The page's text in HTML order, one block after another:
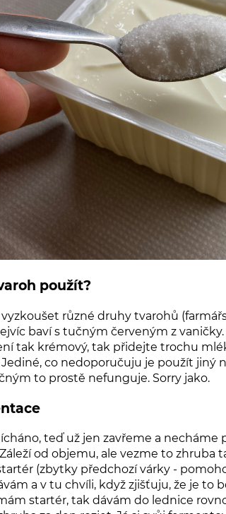
použít?
různé druhy tvarohů
baví s tučným červeným z
tak krémový, tak přidejte trochu
Jediné, co nedoporučuju je použít jiný
to prostě nefunguje. Sorry jako.
teď už jen zavřeme a necháme
Záleží od objemu, ale vezme to zhruba
(zbytky předchozí várky -
a v tu chvíli, když zjišťuju, že je to
startér, tak dávám do lednice